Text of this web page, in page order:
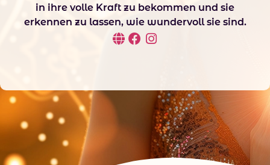
in ihre volle Kraft zu bekommen und sie
erkennen zu lassen, wie wundervoll sie sind.